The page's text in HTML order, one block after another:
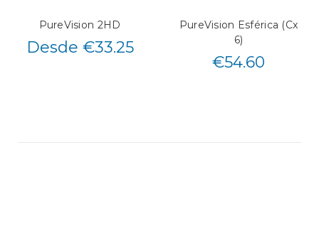
PureVision 2HD
Desde €33.25
PureVision Esférica (Cx
6)
€54.60